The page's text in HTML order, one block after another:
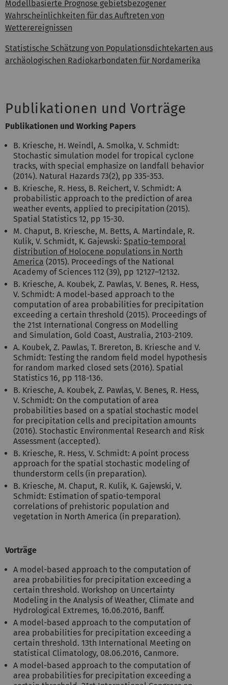
Modellbasierte Prognose gebietsbezogener
Wahrscheinlichkeiten für das Auftreten von
Wetterereignissen
Statistische Schätzung von Populationsdichtekarten aus
archäologischen Radiokarbondaten für Nordamerika
Publikationen und Vorträge
Publikationen und Working Papers
B. Kriesche, H. Weindl, A. Smolka, V. Schmidt:
Stochastic simulation model for tropical cyclone
tracks, with special emphasize on landfall behavior
(2014). Natural Hazards 73(2), pp 335-353.
B. Kriesche, R. Hess, B. Reichert, V. Schmidt: A
probabilistic approach to the prediction of area
weather events, applied to precipitation (2015).
Spatial Statistics 12, pp 15-30.
M. Chaput, B. Kriesche, M. Betts, A. Martindale, R.
Kulik, V. Schmidt, K. Gajewski: Spatio-temporal
distribution of Holocene populations in North
America (2015). Proceedings of the National
Academy of Sciences 112 (39), pp 12127–12132.
B. Kriesche, A. Koubek, Z. Pawlas, V. Benes, R. Hess,
V. Schmidt: A model-based approach to the
computation of area probabilities for precipitation
exceeding a certain threshold (2015). Proceedings of
the 21st International Congress on Modelling
and Simulation, Gold Coast, Australia, 2103-2109.
A. Koubek, Z. Pawlas, T. Brereton, B. Kriesche and V.
Schmidt: Testing the random field model hypothesis
for random marked closed sets (2016). Spatial
Statistics 16, pp 118-136.
B. Kriesche, A. Koubek, Z. Pawlas, V. Benes, R. Hess,
V. Schmidt: On the computation of area
probabilities based on a spatial stochastic model
for precipitation cells and precipitation amounts
(2016). Stochastic Environmental Research and Risk
Assessment (accepted).
B. Kriesche, R. Hess, V. Schmidt: A point process
approach for the spatial stochastic modeling of
thunderstorm cells (in preparation).
B. Kriesche, M. Chaput, R. Kulik, K. Gajewski, V.
Schmidt: Estimation of spatio-temporal
correlations of prehistoric population and
vegetation in North America (in preparation).
Vorträge
A model-based approach to the computation of
area probabilities for precipitation exceeding a
certain threshold. Workshop on Uncertainty
Modeling in the Analysis of Weather, Climate and
Hydrological Extremes, 16.06.2016, Banff.
A model-based approach to the computation of
area probabilities for precipitation exceeding a
certain threshold. 13th International Meeting on
statistical Climatology, 08.06.2016, Canmore.
A model-based approach to the computation of
area probabilities for precipitation exceeding a